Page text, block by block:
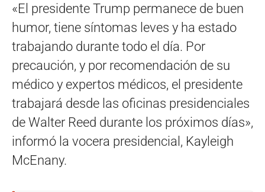
«El presidente Trump permanece de buen
humor, tiene síntomas leves y ha estado
trabajando durante todo el día. Por
precaución, y por recomendación de su
médico y expertos médicos, el presidente
trabajará desde las oficinas presidenciales
de Walter Reed durante los próximos días»,
informó la vocera presidencial, Kayleigh
McEnany.